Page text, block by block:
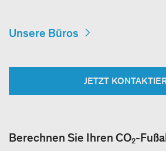
Unsere Büros
JETZT
Berechnen Sie Ihren CO₂-